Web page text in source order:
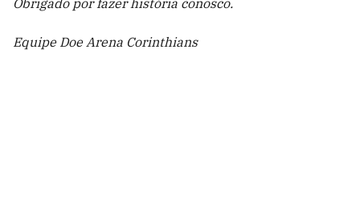
Obrigado por fazer história conosco.
Equipe Doe Arena Corinthians